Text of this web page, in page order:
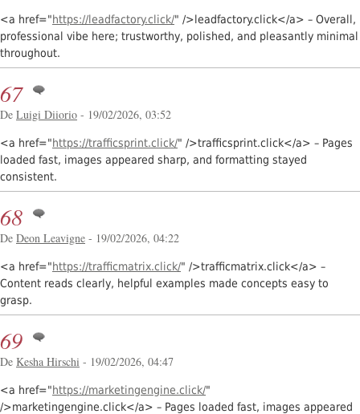
<a href="https://leadfactory.click/" />leadfactory.click</a> – Overall,
professional vibe here; trustworthy, polished, and pleasantly minimal
throughout.
67
De Luigi Diiorio - 19/02/2026, 03:52
<a href="https://trafficsprint.click/" />trafficsprint.click</a> – Pages
loaded fast, images appeared sharp, and formatting stayed
consistent.
68
De Deon Leavigne - 19/02/2026, 04:22
<a href="https://trafficmatrix.click/" />trafficmatrix.click</a> –
Content reads clearly, helpful examples made concepts easy to
grasp.
69
De Kesha Hirschi - 19/02/2026, 04:47
<a href="https://marketingengine.click/"
/>marketingengine.click</a> – Pages loaded fast, images appeared